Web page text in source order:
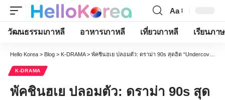
Font
Resizer
Aa
วัฒนธรรมเกาหลี อาหารเกาหลี เที่ยวเกาหลี เรียนภา
Hello Korea > Blog > K-DRAMA> พัคชินฮเย ปลอมตัว: ดราม่า 90s สุดฮิต “Undercover Miss Hong” ทำเรตติ้งพุ่งกระฉูด!
K-DRAMA
พัคชินฮเย ปลอมตัว: ดราม่า 90s สุด